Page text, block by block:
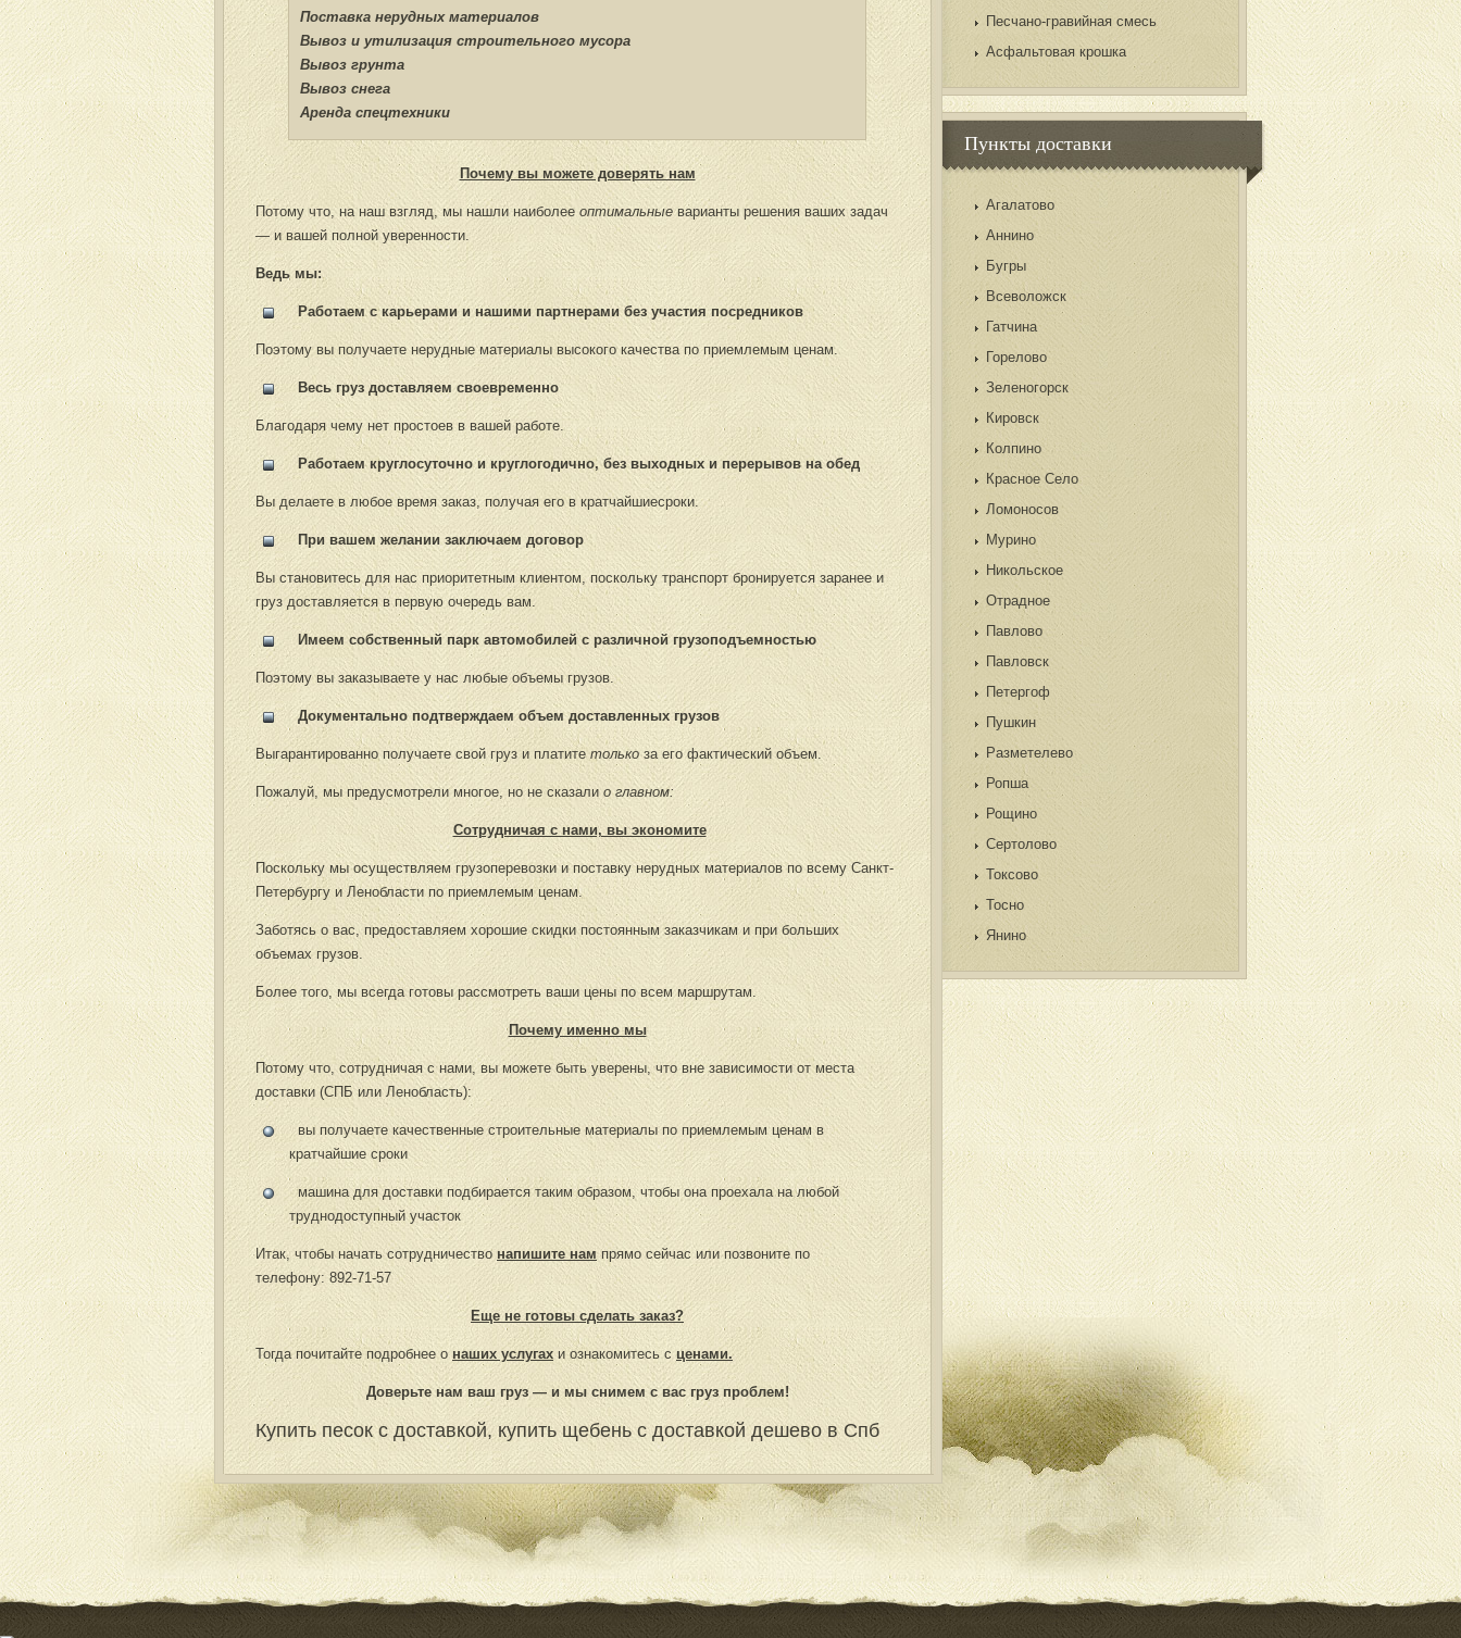
Поставка нерудных материалов
Вывоз и утилизация строительного мусора
Вывоз грунта
Вывоз снега
Аренда спецтехники
Почему вы можете доверять нам
Потому что, на наш взгляд, мы нашли наиболее оптимальныеварианты решения ваших задач
— и вашей полной уверенности.
Ведь мы:
Работаем с карьерами и нашими партнерами без участия посредников
Поэтому вы получаете нерудные материалы высокого качества по приемлемым ценам.
Весь груз доставляем своевременно
Благодаря чему нет простоев в вашей работе.
Работаем круглосуточно и круглогодично, без выходных и перерывов на обед
Вы делаете в любое время заказ, получая его в кратчайшиесроки.
При вашем желании заключаем договор
Вы становитесь для нас приоритетным клиентом, поскольку транспорт бронируется заранее и
груз доставляется в первую очередь вам.
Имеем собственный парк автомобилей с различной грузоподъемностью
Поэтому вы заказываете у нас любые объемы грузов.
Документально подтверждаем объем доставленных грузов
Выгарантированно получаете свой груз и платите толькоза его фактический объем.
Пожалуй, мы предусмотрели многое, но не сказали о главном:
Сотрудничая с нами, вы экономите
Поскольку мы осуществляем грузоперевозки и поставку нерудных материалов по всему Санкт-
Петербургу и Ленобласти по приемлемым ценам.
Заботясь о вас, предоставляем хорошие скидки постоянным заказчикам и при больших
объемах грузов.
Более того, мы всегда готовы рассмотреть ваши цены по всем маршрутам.
Почему именно мы
Потому что, сотрудничая с нами, вы можете быть уверены, что вне зависимости от места
доставки (СПБ или Ленобласть):
вы получаете качественные строительные материалы по приемлемым ценам в
кратчайшие сроки
машина для доставки подбирается таким образом, чтобы она проехала на любой
труднодоступный участок
Итак, чтобы начать сотрудничество напишите нампрямо сейчас или позвоните по
телефону: 892-71-57
Еще не готовы сделать заказ?
Тогда почитайте подробнее о наших услугах и ознакомитесь с ценами.
Доверьте нам ваш груз — и мы снимем с вас груз проблем!
Купить песок с доставкой, купить щебень с доставкой дешево в Спб
Песчано-гравийная смесь
Асфальтовая крошка
Пункты доставки
Агалатово
Аннино
Бугры
Всеволожск
Гатчина
Горелово
Зеленогорск
Кировск
Колпино
Красное Село
Ломоносов
Мурино
Никольское
Отрадное
Павлово
Павловск
Петергоф
Пушкин
Разметелево
Ропша
Рощино
Сертолово
Токсово
Тосно
Янино